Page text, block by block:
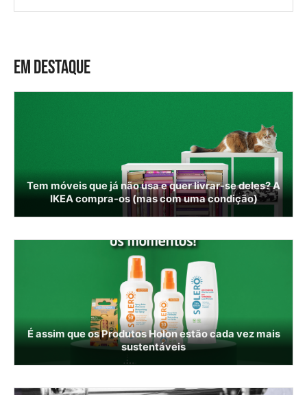
EM DESTAQUE
Tem móveis que já não usa e quer livrar-se deles? A
IKEA compra-os (mas com uma condição)
É assim que os Produtos Holon estão cada vez mais
sustentáveis